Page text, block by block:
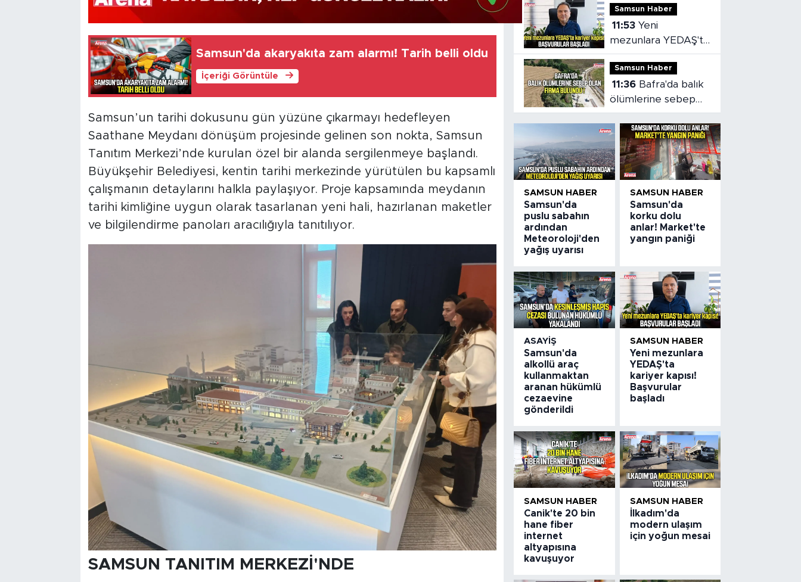
Samsun'da akaryakıta zam alarmı! Tarih belli oldu
İçeriği Görüntüle
Samsun’un tarihi dokusunu gün yüzüne çıkarmayı hedefleyen
Saathane Meydanı dönüşüm projesinde gelinen son nokta, Samsun
Tanıtım Merkezi’nde kurulan özel bir alanda sergilenmeye başlandı.
Büyükşehir Belediyesi, kentin tarihi merkezinde yürütülen bu kapsamlı
çalışmanın detaylarını halkla paylaşıyor. Proje kapsamında meydanın
tarihi kimliğine uygun olarak tasarlanan yeni hali, hazırlanan maketler
ve bilgilendirme panoları aracılığıyla tanıtılıyor.
SAMSUN TANITIM MERKEZİ'NDE
kavuşuyor
Samsun Haber
11:53
mezunlara YEDAŞ'ta
kariyer kapısı!
Başvurular başladı
Samsun Haber
11:36
ölümlerine sebep
olan firma bulundu
SAMSUN HABER
Samsun'da
puslu sabahın
ardından
Meteoroloji'den
yağış uyarısı
SAMSUN HABER
Samsun'da
korku dolu
anlar! Market'te
yangın paniği
ASAYIŞ
Samsun'da
alkollü araç
kullanmaktan
aranan hükümlü
cezaevine
gönderildi
SAMSUN HABER
Yeni mezunlara
YEDAŞ'ta
kariyer kapısı!
Başvurular
başladı
SAMSUN HABER
Canik'te 20 bin
hane fiber
internet
altyapısına
kavuşuyor
SAMSUN HABER
İlkadım'da
modern ulaşım
için yoğun mesai